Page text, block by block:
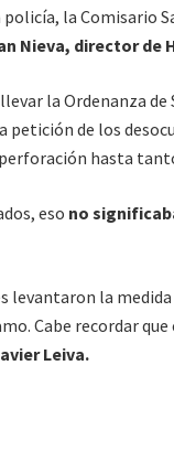
la Comisario
Nieva, director de
la Ordenanza de
de los
hasta
eso no
la
Cabe recordar que
Leiva.